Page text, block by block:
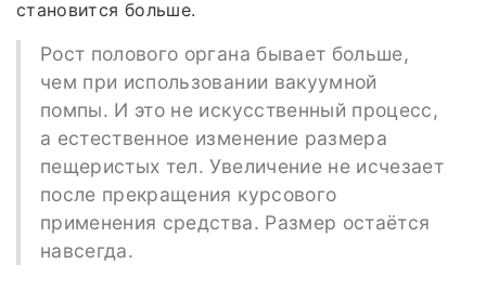
становится больше.
Рост полового органа бывает больше,
чем при использовании вакуумной
помпы. И это не искусственный процесс,
а естественное изменение размера
пещеристых тел. Увеличение не исчезает
после прекращения курсового
применения средства. Размер остаётся
навсегда.